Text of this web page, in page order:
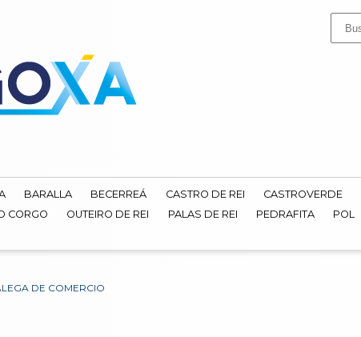
BARALLA BECERREÁ CASTRO DE REI CASTROVERDE
CORGO OUTEIRO DE REI PALAS DE REI PEDRAFITA POL
DE COMERCIO